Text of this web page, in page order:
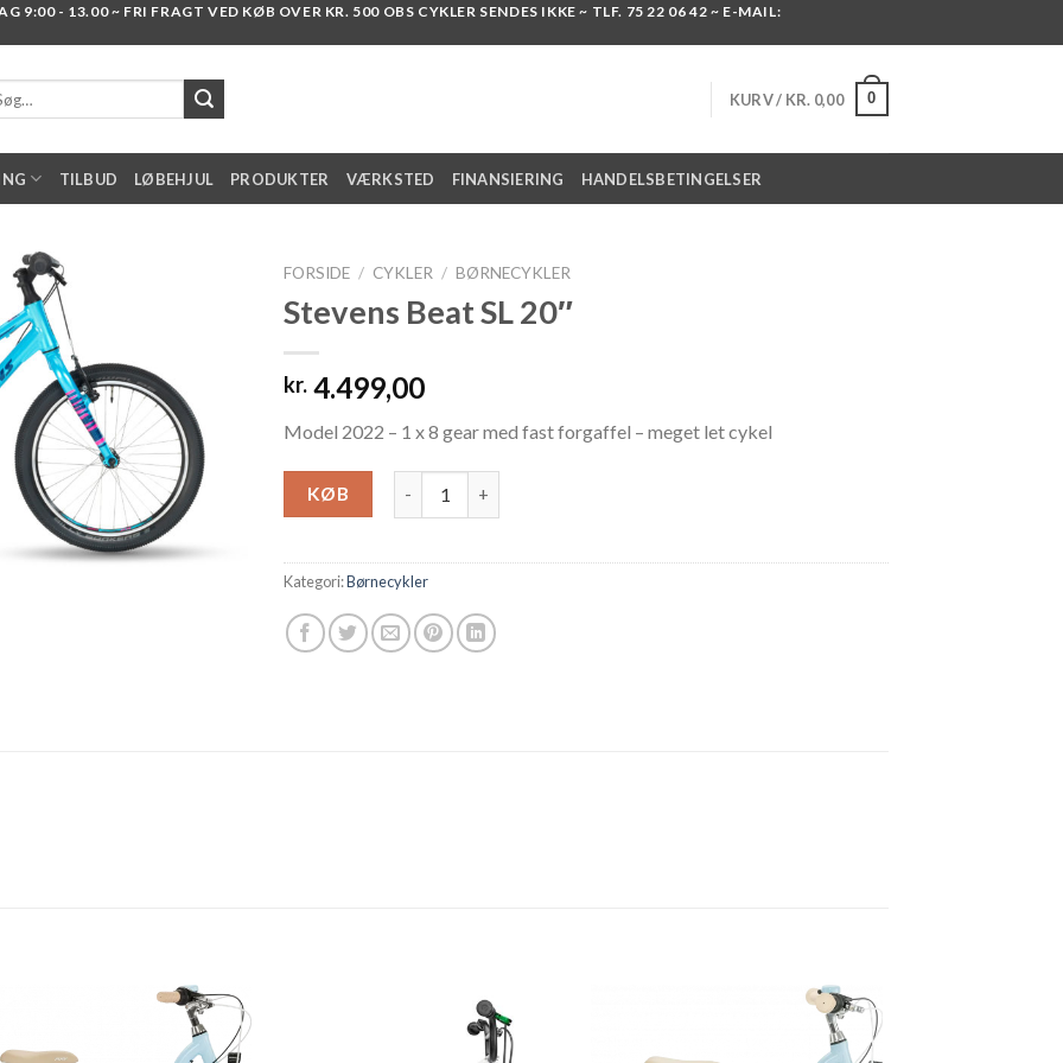
9:00 - 13.00 ~ FRI FRAGT VED KØB OVER KR. 500 OBS CYKLER SENDES IKKE ~ TLF. 75 22 06 42 ~ E-MAIL:
KURV / KR. 0,00 0
TILBUD LØBEHJUL PRODUKTER VÆRKSTED FINANSIERING HANDELSBETINGELSER
wishlist
FORSIDE / CYKLER / BØRNECYKLER
Stevens Beat SL 20″
kr. 4.499,00
Model 2022 – 1 x 8 gear med fast forgaffel – meget let cykel
KØB
Kategori:Børnecykler